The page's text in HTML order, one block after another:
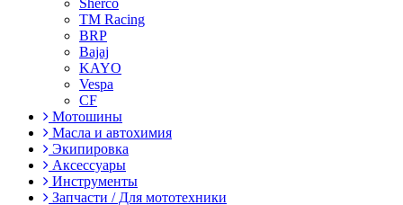
Sherco
TM Racing
BRP
Bajaj
KAYO
Vespa
CF
Мотошины
Масла и автохимия
Экипировка
Аксессуары
Инструменты
Запчасти / Для мототехники